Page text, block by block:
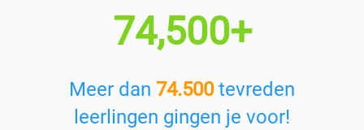
74,500+
Meer dan 74.500tevreden
leerlingen gingen je voor!